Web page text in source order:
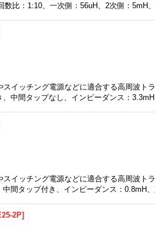
数比：1:10、一次側：56uH、2次側：5mH
イッチング電源などに適合する高周波ト
、中間タップなし、インピーダンス：
イッチング電源などに適合する高周波ト
間タップ付き、インピーダンス：0.8mH
2P]